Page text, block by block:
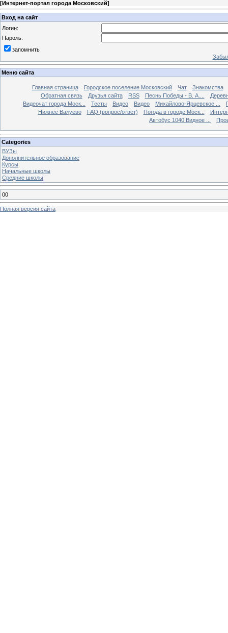
[Интернет-портал города Московский]
Вход на сайт
Логин:
Пароль:
запомнить
Меню сайта
Главная страница Городское поселение Московский Чат
Знакомства
Обратная связь
Друзья сайта RSS Песнь Победы - В. А....
Видеочат города Моск...
Тесты Видео Видео Михайлово-Ярцевское ...
Нижнее Валуево
FAQ (вопрос/ответ) Погода в городе Моск...
Автобус 1040 Видное ...
Categories
ВУЗы
Дополнительное образование
Курсы
Начальные школы
Средние школы
00
Полная версия сайта